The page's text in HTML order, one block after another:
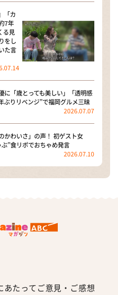
「カ
7年
る見
をし
た言
に「歳とっても美しい」「透明感
ぶりリベンジ”で福岡グルメ三昧
2026.07.07
かわいさ」の声！ 初ゲスト女
”食リポでおちゃめ発言
2026.07.10
あたって ご意見・ご感想